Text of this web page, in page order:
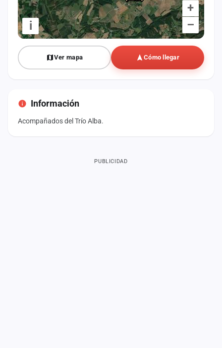
+
–
i
Ver mapa Cómo llegar
Información
Acompañados del Trío Alba.
PUBLICIDAD